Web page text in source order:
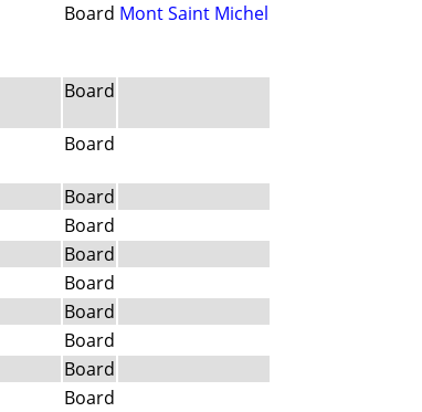
Board Mont Saint Michel
Board
Board
Board
Board
Board
Board
Board
Board
Board
Board